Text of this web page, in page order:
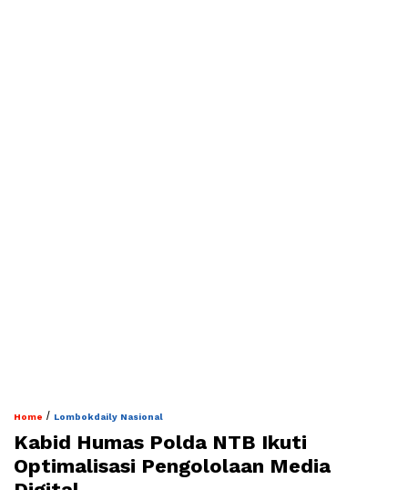
Home / Lombokdaily Nasional
Kabid Humas Polda NTB Ikuti
Optimalisasi Pengololaan Media